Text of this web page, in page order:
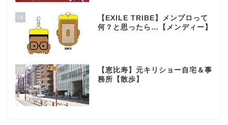
14
【EXILE TRIBE】メンプロって
何？と思ったら…【メンディー】
15
【恵比寿】元キリショー自宅＆事
務所【散歩】